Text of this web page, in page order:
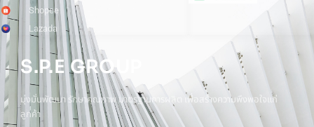
Shopee
Lazada
S.P.E GROUP
มุ่งมั่นพัฒนา รักษาคุณภาพ มาตรฐานการผลิต เพื่อสร้างความพึงพอใจแก่
ลูกค้า